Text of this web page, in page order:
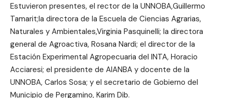
Estuvieron presentes, el rector de la UNNOBA,Guillermo
Tamarit;la directora de la Escuela de Ciencias Agrarias,
Naturales y Ambientales,Virginia Pasquinelli; la directora
general de Agroactiva, Rosana Nardi; el director de la
Estación Experimental Agropecuaria del INTA, Horacio
Acciaresi; el presidente de AIANBA y docente de la
UNNOBA, Carlos Sosa; y el secretario de Gobierno del
Municipio de Pergamino, Karim Dib.